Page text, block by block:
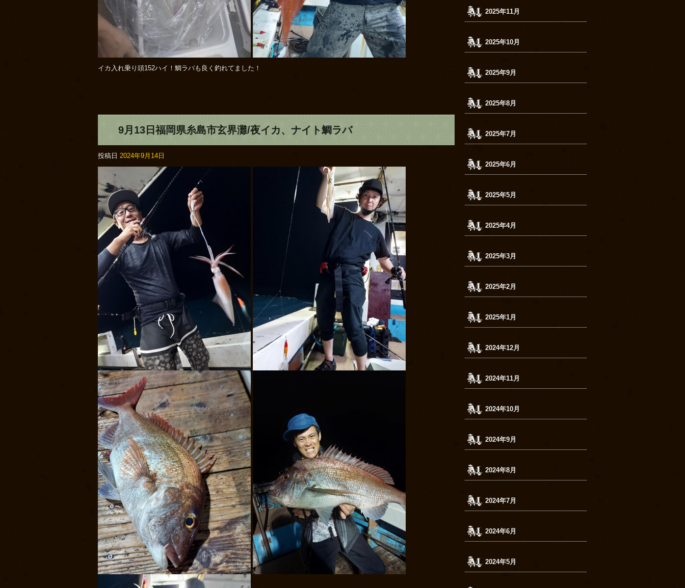
イカ入れ乗り頭152ハイ！鯛ラバも良く釣れてました！
9月13日福岡県糸島市玄界灘/夜イカ、ナイト鯛ラバ
投稿日 2024年9月14日
2025年11月
2025年10月
2025年9月
2025年8月
2025年7月
2025年6月
2025年5月
2025年4月
2025年3月
2025年2月
2025年1月
2024年12月
2024年11月
2024年10月
2024年9月
2024年8月
2024年7月
2024年6月
2024年5月